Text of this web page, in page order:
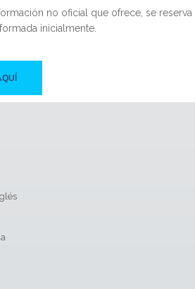
no oficial que ofrece, se
inicialmente.